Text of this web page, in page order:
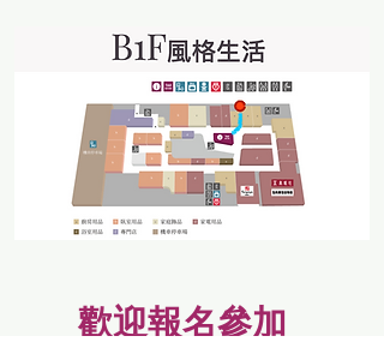
歡迎報名參加